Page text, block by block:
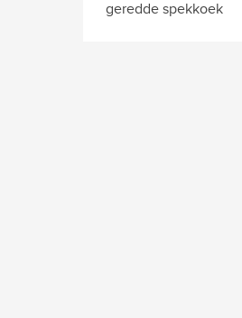
geredde spekkoek